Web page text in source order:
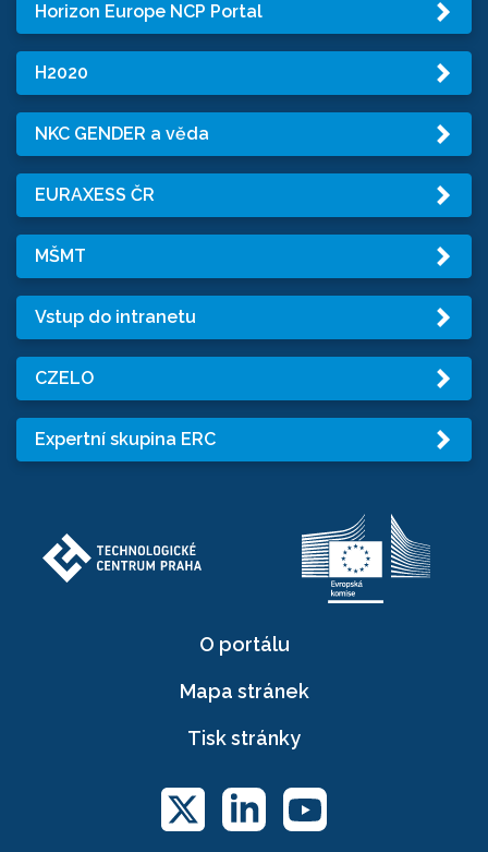
Horizon Europe NCP Portal
H2020
NKC GENDER a věda
EURAXESS ČR
MŠMT
Vstup do intranetu
CZELO
Expertní skupina ERC
O portálu
Mapa stránek
Tisk stránky